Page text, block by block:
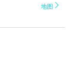
地图 